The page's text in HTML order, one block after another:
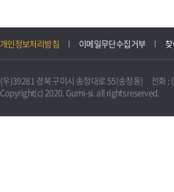
개인정보처리방침 이메일무단수집거부
(우)39281 경북 구미시 송정대로 55(송정동) 전화
Copyright(c) 2020. Gumi-si. all rights reserved.